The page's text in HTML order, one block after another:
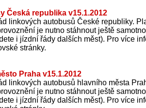
Česká republika v15.1.2012
linkových autobusů České republiky.
je nutno stáhnout ještě
i jízdní řády dalších měst). Pro více
stránky.
Praha v15.1.2012
linkových autobusů hlavního města
je nutno stáhnout ještě
i jízdní řády dalších měst). Pro více